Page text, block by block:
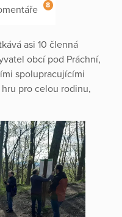
8
asi 10 členná
obcí pod Práchní,
spolupracujícími
pro celou rodinu,